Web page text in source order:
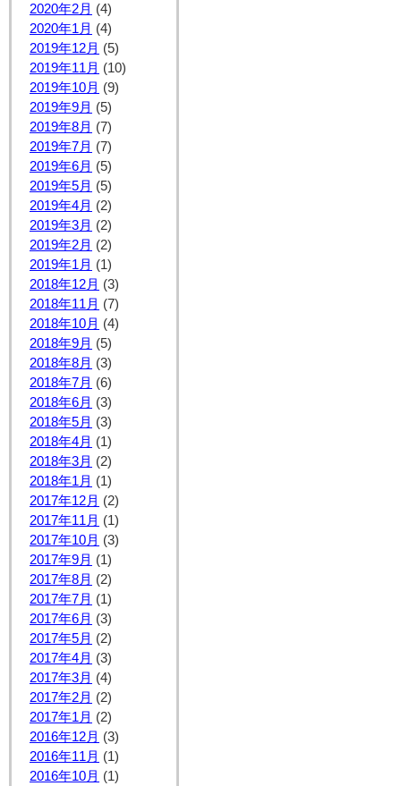
2020年2月 (4)
2020年1月 (4)
2019年12月 (5)
2019年11月 (10)
2019年10月 (9)
2019年9月 (5)
2019年8月 (7)
2019年7月 (7)
2019年6月 (5)
2019年5月 (5)
2019年4月 (2)
2019年3月 (2)
2019年2月 (2)
2019年1月 (1)
2018年12月 (3)
2018年11月 (7)
2018年10月 (4)
2018年9月 (5)
2018年8月 (3)
2018年7月 (6)
2018年6月 (3)
2018年5月 (3)
2018年4月 (1)
2018年3月 (2)
2018年1月 (1)
2017年12月 (2)
2017年11月 (1)
2017年10月 (3)
2017年9月 (1)
2017年8月 (2)
2017年7月 (1)
2017年6月 (3)
2017年5月 (2)
2017年4月 (3)
2017年3月 (4)
2017年2月 (2)
2017年1月 (2)
2016年12月 (3)
2016年11月 (1)
2016年10月 (1)